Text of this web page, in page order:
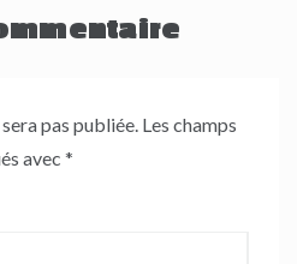
pas publiée. Les champs
avec *